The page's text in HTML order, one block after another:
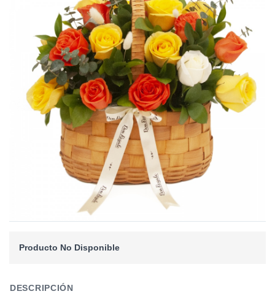
Producto No Disponible
DESCRIPCIÓN